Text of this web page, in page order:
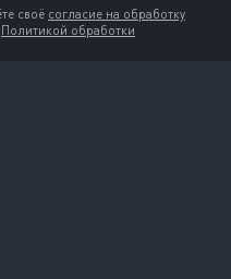
своё согласие на обработку
Политикой обработки